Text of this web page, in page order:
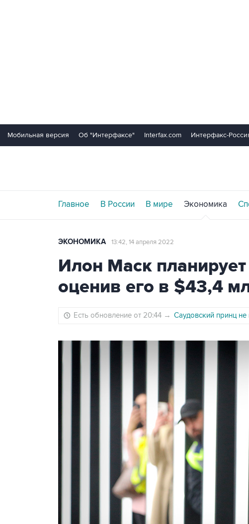
Мобильная версия Об "Интерфаксе" Interfax.com Интерфакс-
Главное В России В мире Экономика
ЭКОНОМИКА 13:42, 14 апреля 2022
Илон Маск
оценив его в $43,4
Есть обновление от 20:44 → Саудовский принц